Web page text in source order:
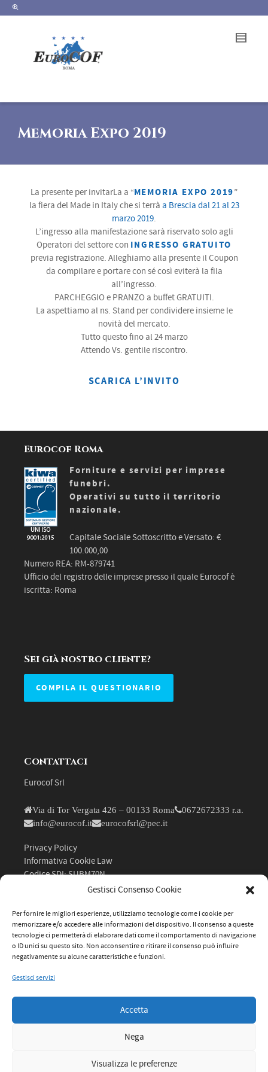
Gestisci Consenso Cookie
Per fornire le migliori esperienze, utilizziamo tecnologie come i cookie per
memorizzare e/o accedere alle informazioni del dispositivo. Il consenso a queste
tecnologie ci permetterà di elaborare dati come il comportamento di navigazione
o ID unici su questo sito. Non acconsentire o ritirare il consenso può influire
negativamente su alcune caratteristiche e funzioni.
Gestisci servizi
Accetta
Nega
Visualizza le preferenze
Memoria Expo 2019
La presente per invitarLa a “MEMORIA EXPO 2019”
la fiera del Made in Italy che si terrà a Brescia dal 21 al 23
marzo 2019.
L’ingresso alla manifestazione sarà riservato solo agli
Operatori del settore con INGRESSO GRATUITO
previa registrazione. Alleghiamo alla presente il Coupon
da compilare e portare con sé così eviterà la fila
all’ingresso.
PARCHEGGIO e PRANZO a buffet GRATUITI.
La aspettiamo al ns. Stand per condividere insieme le
novità del mercato.
Tutto questo fino al 24 marzo
Attendo Vs. gentile riscontro.
SCARICA L’INVITO
Eurocof Roma
Forniture e servizi per imprese
funebri.
Operativi su tutto il territorio
nazionale.
Capitale Sociale Sottoscritto e Versato: €
100.000,00
Numero REA: RM-879741
Ufficio del registro delle imprese presso il quale Eurocof è
iscritta: Roma
Sei già nostro cliente?
COMPILA IL QUESTIONARIO
Contattaci
Eurocof Srl
Via di Tor Vergata 426 – 00133 Roma
0672672333 r.a.
info@eurocof.it
eurocofsrl@pec.it
Privacy Policy
Informativa Cookie Law
Codice SDI: SUBM70N
P.IVA: 05348461004